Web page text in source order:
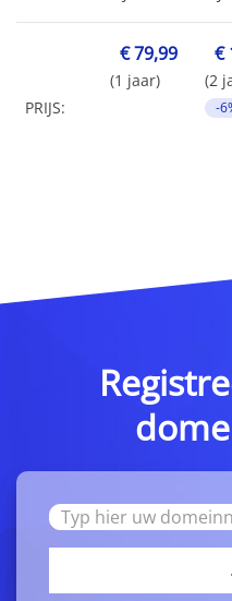
PRIJS:
€ 79,99
(1 jaar)
€
(2
-